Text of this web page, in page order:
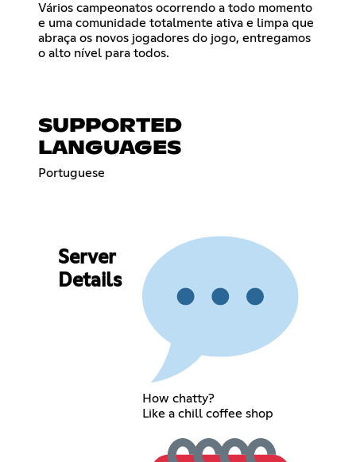
Vários campeonatos ocorrendo a todo momento
e uma comunidade totalmente ativa e limpa que
abraça os novos jogadores do jogo, entregamos
o alto nível para todos.
SUPPORTED
LANGUAGES
Portuguese
Server
Details
How chatty?
Like a chill coffee shop